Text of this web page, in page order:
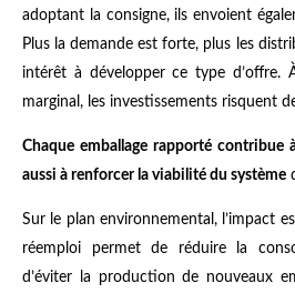
adoptant la consigne, ils envoient
Plus la demande est forte, plus les
intérêt à développer ce type d’offre.
marginal, les investissements risquent
Chaque emballage rapporté contribue
aussi à renforcer la viabilité du système
Sur le plan environnemental, l’impact
réemploi permet de réduire la
d’éviter la production de nouveaux